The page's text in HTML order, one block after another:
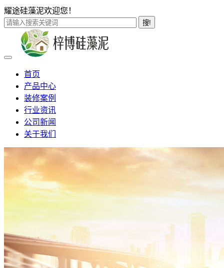
耀途硅藻泥欢迎您！
搜!
首页
产品中心
装修案例
行业资讯
公司新闻
关于我们